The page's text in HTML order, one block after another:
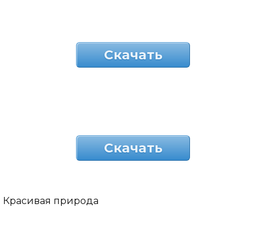
Скачать
Скачать
Красивая природа